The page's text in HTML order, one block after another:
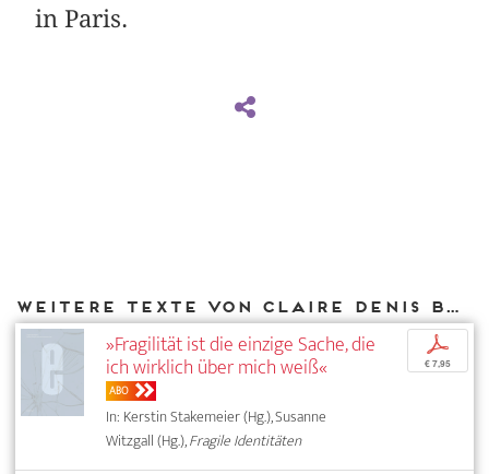
in Paris.
Weitere Texte von Claire Denis bei DIAPHANES
»Fragilität ist die einzige Sache, die
ich wirklich über mich weiß«
ABO
In: Kerstin Stakemeier (Hg.), Susanne
Witzgall (Hg.),Fragile Identitäten
p
€ 7,95